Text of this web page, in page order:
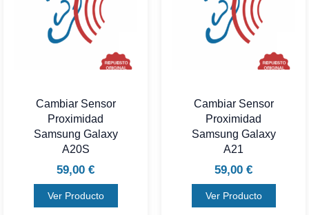
Cambiar Sensor
Proximidad
Samsung Galaxy
A20S
59,00 €
Ver Producto
Cambiar Sensor
Proximidad
Samsung Galaxy
A21
59,00 €
Ver Producto